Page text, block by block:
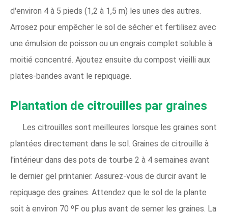
d'environ 4 à 5 pieds (1,2 à 1,5 m) les unes des autres.
Arrosez pour empêcher le sol de sécher et fertilisez avec
une émulsion de poisson ou un engrais complet soluble à
moitié concentré. Ajoutez ensuite du compost vieilli aux
plates-bandes avant le repiquage.
Plantation de citrouilles par graines
Les citrouilles sont meilleures lorsque les graines sont
plantées directement dans le sol. Graines de citrouille à
l'intérieur dans des pots de tourbe 2 à 4 semaines avant
le dernier gel printanier. Assurez-vous de durcir avant le
repiquage des graines. Attendez que le sol de la plante
soit à environ 70 ºF ou plus avant de semer les graines. La